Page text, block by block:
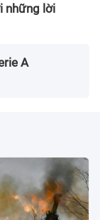
những lời
A